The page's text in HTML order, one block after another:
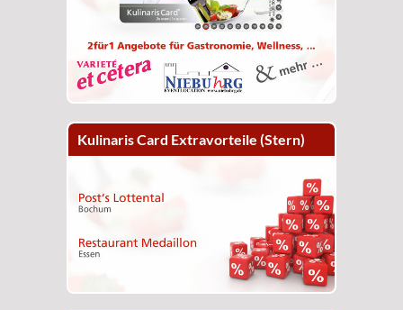
Kulinaris Card Extravorteile (Stern)